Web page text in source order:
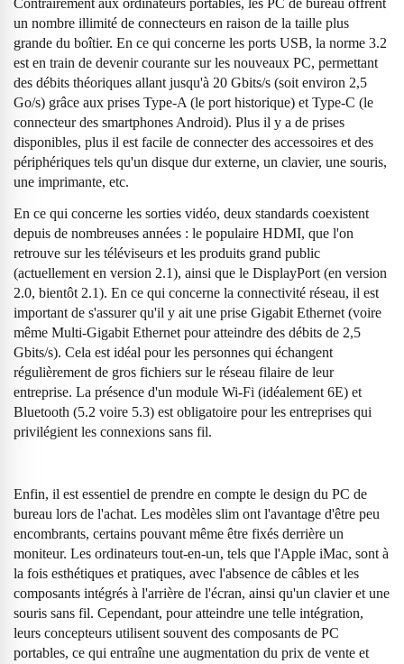
Contrairement aux ordinateurs portables, les PC de bureau offrent
un nombre illimité de connecteurs en raison de la taille plus
grande du boîtier. En ce qui concerne les ports USB, la norme 3.2
est en train de devenir courante sur les nouveaux PC, permettant
des débits théoriques allant jusqu'à 20 Gbits/s (soit environ 2,5
Go/s) grâce aux prises Type-A (le port historique) et Type-C (le
connecteur des smartphones Android). Plus il y a de prises
disponibles, plus il est facile de connecter des accessoires et des
périphériques tels qu'un disque dur externe, un clavier, une souris,
une imprimante, etc.
En ce qui concerne les sorties vidéo, deux standards coexistent
depuis de nombreuses années : le populaire HDMI, que l'on
retrouve sur les téléviseurs et les produits grand public
(actuellement en version 2.1), ainsi que le DisplayPort (en version
2.0, bientôt 2.1). En ce qui concerne la connectivité réseau, il est
important de s'assurer qu'il y ait une prise Gigabit Ethernet (voire
même Multi-Gigabit Ethernet pour atteindre des débits de 2,5
Gbits/s). Cela est idéal pour les personnes qui échangent
régulièrement de gros fichiers sur le réseau filaire de leur
entreprise. La présence d'un module Wi-Fi (idéalement 6E) et
Bluetooth (5.2 voire 5.3) est obligatoire pour les entreprises qui
privilégient les connexions sans fil.
Enfin, il est essentiel de prendre en compte le design du PC de
bureau lors de l'achat. Les modèles slim ont l'avantage d'être peu
encombrants, certains pouvant même être fixés derrière un
moniteur. Les ordinateurs tout-en-un, tels que l'Apple iMac, sont à
la fois esthétiques et pratiques, avec l'absence de câbles et les
composants intégrés à l'arrière de l'écran, ainsi qu'un clavier et une
souris sans fil. Cependant, pour atteindre une telle intégration,
leurs concepteurs utilisent souvent des composants de PC
portables, ce qui entraîne une augmentation du prix de vente et